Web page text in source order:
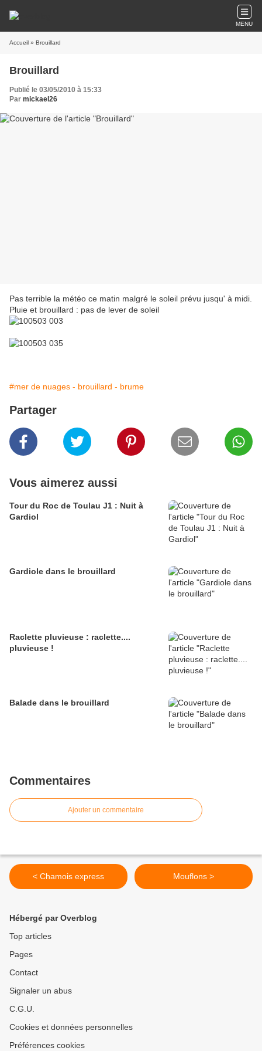
MENU
Accueil » Brouillard
Brouillard
Publié le 03/05/2010 à 15:33
Par mickael26
Pas terrible la météo ce matin malgré le soleil prévu jusqu' à midi.
Pluie et brouillard : pas de lever de soleil
#mer de nuages - brouillard - brume
Partager
Vous aimerez aussi
Tour du Roc de Toulau J1 : Nuit à
Gardiol
Gardiole dans le brouillard
Raclette pluvieuse : raclette....
pluvieuse !
Balade dans le brouillard
Commentaires
Ajouter un commentaire
< Chamois express Mouflons >
Hébergé par Overblog
Top articles
Pages
Contact
Signaler un abus
C.G.U.
Cookies et données personnelles
Préférences cookies